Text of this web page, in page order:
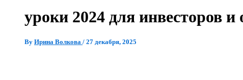
уроки 2024 для инвесторов и
By Ирина Волкова / 27 декабря, 2025